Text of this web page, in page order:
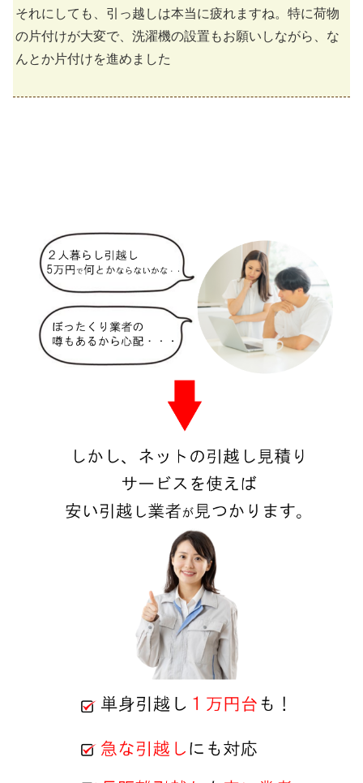
それにしても、引っ越しは本当に疲れますね。特に荷物
の片付けが大変で、洗濯機の設置もお願いしながら、な
んとか片付けを進めました